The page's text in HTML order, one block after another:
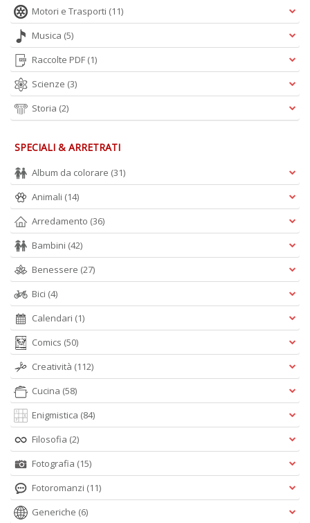
Motori e Trasporti (11)
Musica (5)
Raccolte PDF (1)
Scienze (3)
Storia (2)
SPECIALI & ARRETRATI
Album da colorare (31)
Animali (14)
Arredamento (36)
Bambini (42)
Benessere (27)
Bici (4)
Calendari (1)
Comics (50)
Creatività (112)
Cucina (58)
Enigmistica (84)
Filosofia (2)
Fotografia (15)
Fotoromanzi (11)
Generiche (6)